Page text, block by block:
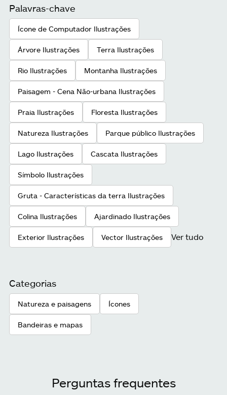
Palavras-chave
Ícone de Computador Ilustrações
Árvore Ilustrações Terra Ilustrações
Rio Ilustrações Montanha Ilustrações
Paisagem - Cena Não-urbana Ilustrações
Praia Ilustrações Floresta Ilustrações
Natureza Ilustrações Parque público Ilustrações
Lago Ilustrações Cascata Ilustrações
Símbolo Ilustrações
Gruta - Características da terra Ilustrações
Colina Ilustrações Ajardinado Ilustrações
Exterior Ilustrações Vector Ilustrações Ver tudo
Categorias
Natureza e paisagens Ícones
Bandeiras e mapas
Perguntas frequentes